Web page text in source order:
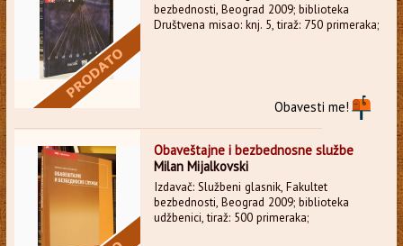
bezbednosti, Beograd 2009; biblioteka
Društvena misao: knj. 5, tiraž: 750 primeraka;
Obavesti me!
Obaveštajne i bezbednosne službe
Milan Mijalkovski
Izdavač: Službeni glasnik, Fakultet
bezbednosti, Beograd 2009; biblioteka
udžbenici, tiraž: 500 primeraka;